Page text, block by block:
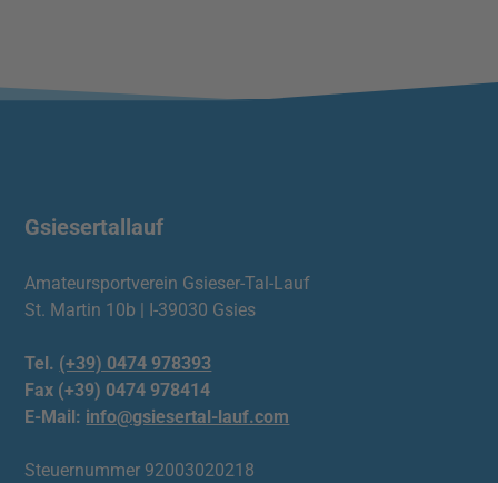
Gsiesertallauf
Amateursportverein Gsieser-Tal-Lauf
St. Martin 10b | I-39030 Gsies
Tel. (+39) 0474 978393
Fax (+39) 0474 978414
E-Mail: info@gsiesertal-lauf.com
Steuernummer 92003020218